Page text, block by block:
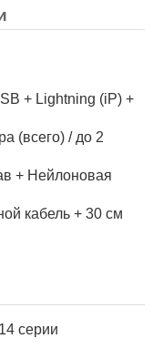
+ Lightning (iP) +
(всего) / до 2
+ Нейлоновая
кабель + 30 см
серии